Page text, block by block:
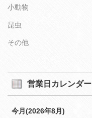
小動物
昆虫
その他
営業日カレンダー
今月(2026年8月)